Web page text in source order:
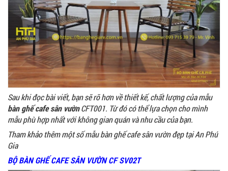
Sau khi đọc bài viết, bạn sẽ rõ hơn về thiết kế, chất lượng của mẫu
bàn ghế cafe sân vườnCFT001. Từ đó có thể lựa chọn cho mình
mẫu phù hợp nhất với không gian quán và nhu cầu của bạn.
Tham khảo thêm một số mẫu bàn ghế cafe sân vườn đẹp tại An Phú
Gia
BỘ BÀN GHẾ CAFE SÂN VƯỜN CF SV02T